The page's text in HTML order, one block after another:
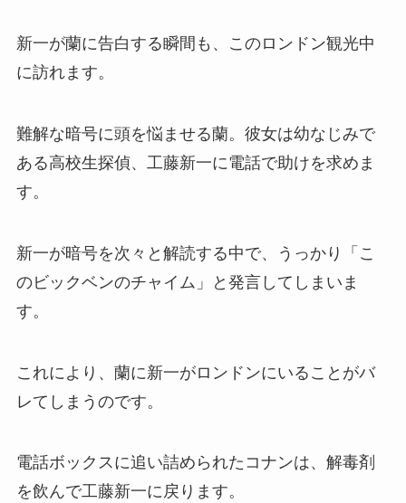
新一が蘭に告白する瞬間も、このロンドン観光中
に訪れます。
難解な暗号に頭を悩ませる蘭。彼女は幼なじみで
ある高校生探偵、工藤新一に電話で助けを求めま
す。
新一が暗号を次々と解読する中で、うっかり「こ
のビックベンのチャイム」と発言してしまいま
す。
これにより、蘭に新一がロンドンにいることがバ
レてしまうのです。
電話ボックスに追い詰められたコナンは、解毒剤
を飲んで工藤新一に戻ります。